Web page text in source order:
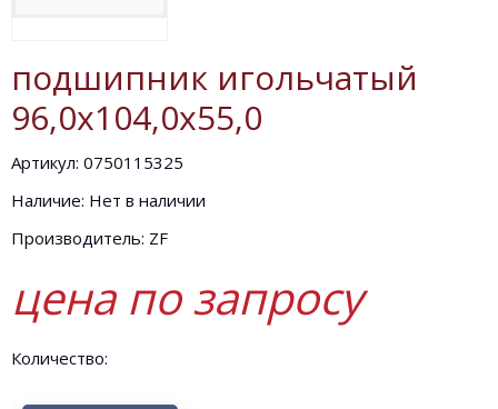
подшипник игольчатый
96,0х104,0х55,0
Артикул: 0750115325
Наличие: Нет в наличии
Производитель: ZF
цена по запросу
Количество: